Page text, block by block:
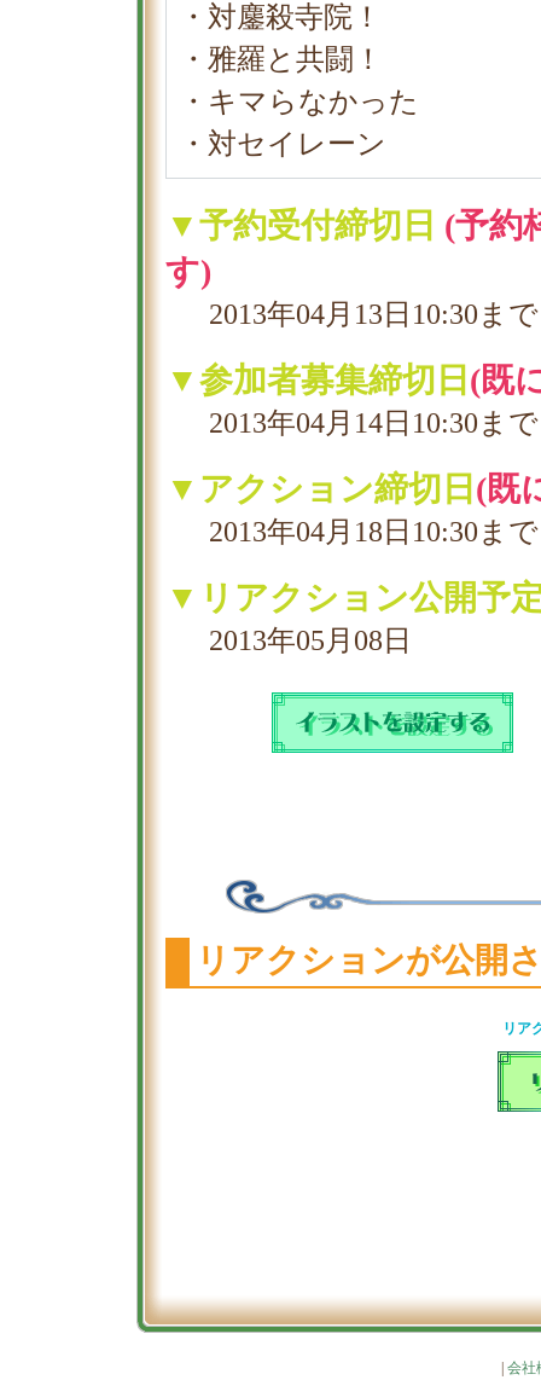
・対鏖殺寺院！
・雅羅と共闘！
・キマらなかった
・対セイレーン
▼予約受付締切日 (予約
す)
2013年04月13日10:30まで
▼参加者募集締切日 (既
2013年04月14日10:30まで
▼アクション締切日 (既
2013年04月18日10:30まで
▼リアクション公開予
2013年05月08日
リアクションが公開
リア
会社